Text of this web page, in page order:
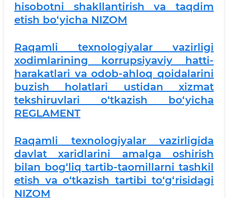
hisobotni shakllantirish va taqdim
etish bo‘yicha NIZOM
Raqamli texnologiyalar vazirligi
xodimlarining korrupsiyaviy hatti-
harakatlari va odob-ahloq qoidalarini
buzish holatlari ustidan xizmat
tekshiruvlari o‘tkazish bo‘yicha
REGLAMENT
Raqamli texnologiyalar vazirligida
davlat xaridlarini amalga oshirish
bilan bog‘liq tartib-taomillarni tashkil
etish va o‘tkazish tartibi to‘g‘risidagi
NIZOM